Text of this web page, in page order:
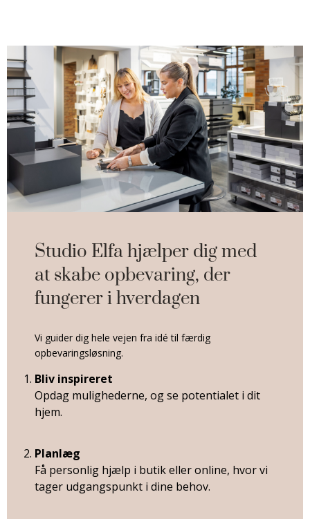
Studio Elfa hjælper dig med
at skabe opbevaring, der
fungerer i hverdagen
Vi guider dig hele vejen fra idé til færdig
opbevaringsløsning.
Bliv inspireret
Opdag mulighederne, og se potentialet i dit
hjem.
Planlæg
Få personlig hjælp i butik eller online, hvor vi
tager udgangspunkt i dine behov.